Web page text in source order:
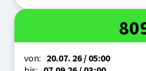
Zeitraum
von: 20.07. 26/ 05:00